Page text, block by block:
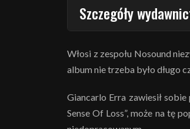
Szczegóły
Włosi z zespołu Nosound
album nie trzeba było długo
Giancarlo Erra zawiesił
Sense Of Loss”, może na tę